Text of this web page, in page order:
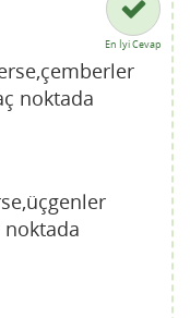
En İyi Cevap
noktada
noktada